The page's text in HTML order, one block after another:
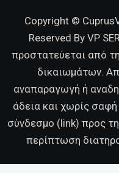
Copyright ©
Reserved By VP
προστατεύεται από
δικαιωμάτων.
αναπαραγωγή ή
άδεια και χωρίς
σύνδεσμο (link) προς
περίπτωση